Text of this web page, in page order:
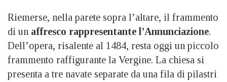
Riemerse, nella parete sopra l’altare, il frammento
di un affresco rappresentante l’Annunciazione.
Dell’opera, risalente al 1484, resta oggi un piccolo
frammento raffigurante la Vergine. La chiesa si
presenta a tre navate separate da una fila di pilastri